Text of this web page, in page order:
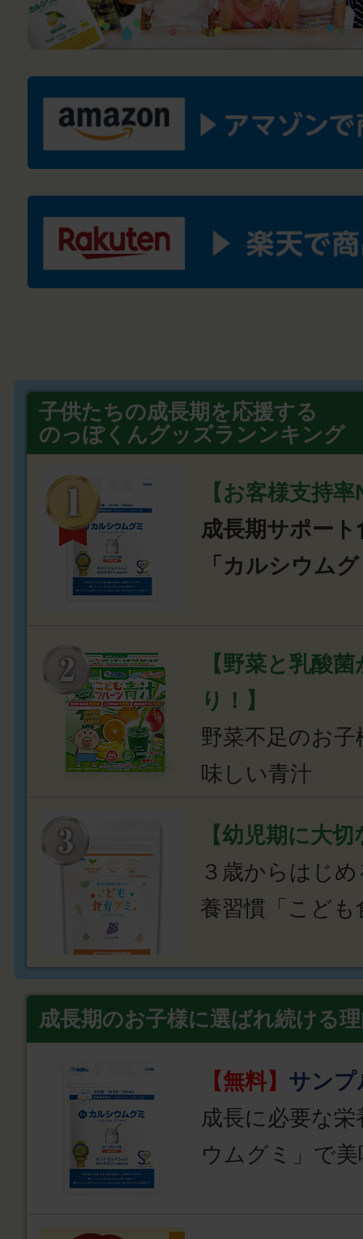
子供たちの成長期を応援する
のっぽくんグッズランンキング
【お客様支持
成長期サポート
「カルシウム
【野菜と乳酸
り！】
野菜不足のお
味しい青汁
【幼児期に大
３歳からはじ
養習慣「こども
成長期のお子様に選ばれ続ける
【無料】 サンプ
成長に必要な
ウムグミ」で